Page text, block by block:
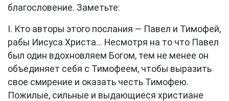
благословение. Заметьте:
I. Кто авторы этого послания — Павел и Тимофей,
рабы Иисуса Христа... Несмотря на то что Павел
был один вдохновляем Богом, тем не менее он
объединяет себя с Тимофеем, чтобы выразить
свое смирение и оказать честь Тимофею.
Пожилые, сильные и выдающиеся христиане